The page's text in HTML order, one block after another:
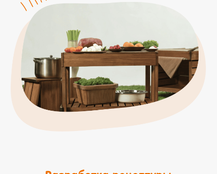
Мы сами разрабатываем наши рецепты и проводим
предварительные дегустации с собственными питомцами
и питомцами наших друзей до запуска в производство.
Разработка рецептуры